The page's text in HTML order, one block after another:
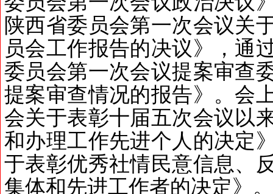
陕西省委员会第一次会议关
员会工作报告的决议》，通
委员会第一次会议提案审查
提案审查情况的报告》。会
会关于表彰十届五次会议以
和办理工作先进个人的决定
于表彰优秀社情民意信息、
集体和先进工作者的决定》